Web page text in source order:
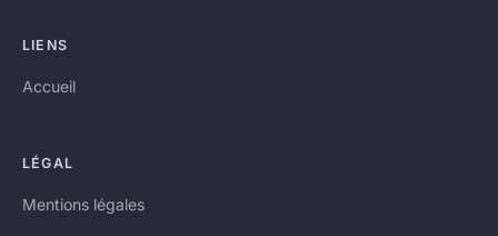
LIENS
Accueil
LÉGAL
Mentions légales